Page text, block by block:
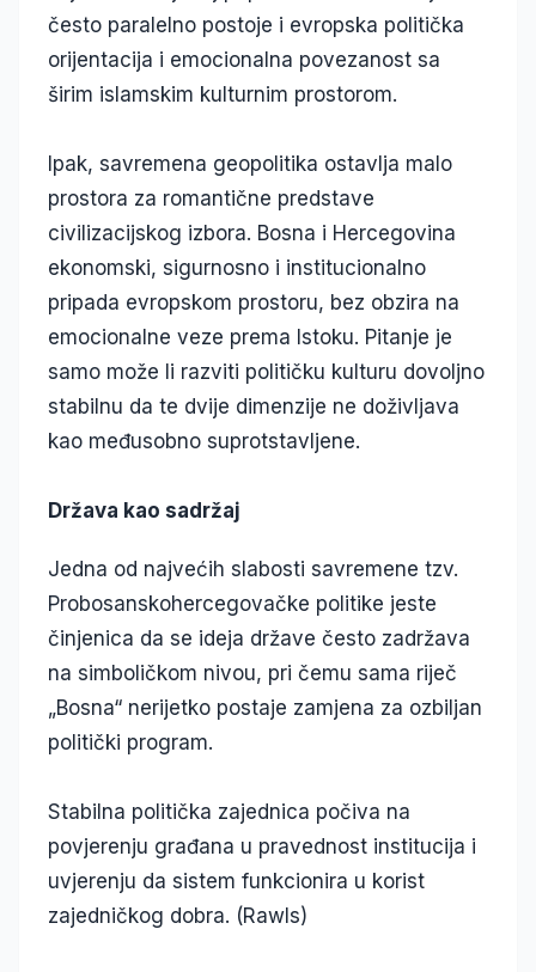
često paralelno postoje i evropska politička
orijentacija i emocionalna povezanost sa
širim islamskim kulturnim prostorom.
Ipak, savremena geopolitika ostavlja malo
prostora za romantične predstave
civilizacijskog izbora. Bosna i Hercegovina
ekonomski, sigurnosno i institucionalno
pripada evropskom prostoru, bez obzira na
emocionalne veze prema Istoku. Pitanje je
samo može li razviti političku kulturu dovoljno
stabilnu da te dvije dimenzije ne doživljava
kao međusobno suprotstavljene.
Država kao sadržaj
Jedna od najvećih slabosti savremene tzv.
Probosanskohercegovačke politike jeste
činjenica da se ideja države često zadržava
na simboličkom nivou, pri čemu sama riječ
„Bosna“ nerijetko postaje zamjena za ozbiljan
politički program.
Stabilna politička zajednica počiva na
povjerenju građana u pravednost institucija i
uvjerenju da sistem funkcionira u korist
zajedničkog dobra. (Rawls)